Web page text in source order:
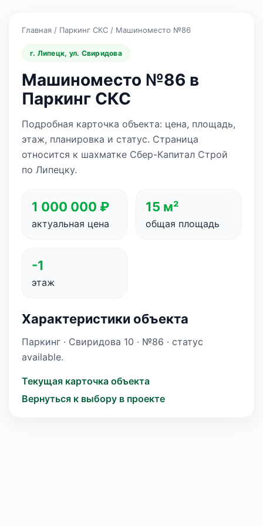
Главная / Паркинг СКС / Машиноместо №86
г. Липецк, ул. Свиридова
Машиноместо №86 в
Паркинг СКС
Подробная карточка объекта: цена, площадь,
этаж, планировка и статус. Страница
относится к шахматке Сбер-Капитал Строй
по Липецку.
1 000 000 ₽
актуальная цена
15 м²
общая площадь
-1
этаж
Характеристики объекта
Паркинг · Свиридова 10 · №86 · статус
available.
Текущая карточка объекта
Вернуться к выбору в проекте